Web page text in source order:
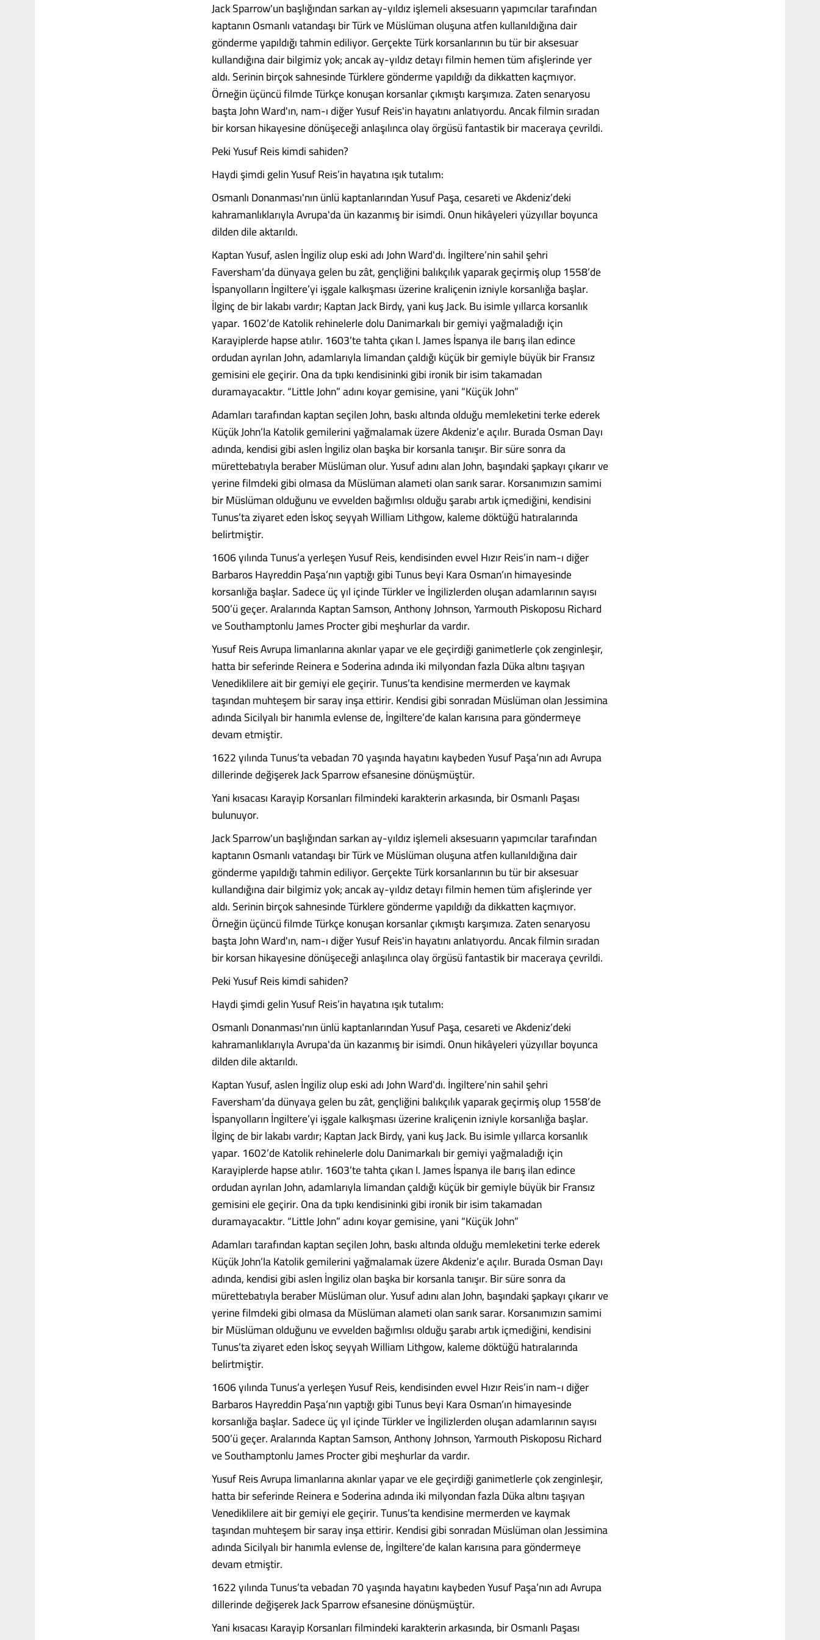
Jack Sparrow'un başlığından sarkan ay-yıldız işlemeli aksesuarın yapımcılar tarafından
kaptanın Osmanlı vatandaşı bir Türk ve Müslüman oluşuna atfen kullanıldığına dair
gönderme yapıldığı tahmin ediliyor. Gerçekte Türk korsanlarının bu tür bir aksesuar
kullandığına dair bilgimiz yok; ancak ay-yıldız detayı filmin hemen tüm afişlerinde yer
aldı. Serinin birçok sahnesinde Türklere gönderme yapıldığı da dikkatten kaçmıyor.
Örneğin üçüncü filmde Türkçe konuşan korsanlar çıkmıştı karşımıza. Zaten senaryosu
başta John Ward'ın, nam-ı diğer Yusuf Reis'in hayatını anlatıyordu. Ancak filmin sıradan
bir korsan hikayesine dönüşeceği anlaşılınca olay örgüsü fantastik bir maceraya çevrildi.
Peki Yusuf Reis kimdi sahiden?
Haydi şimdi gelin Yusuf Reis’in hayatına ışık tutalım:
Osmanlı Donanması'nın ünlü kaptanlarından Yusuf Paşa, cesareti ve Akdeniz’deki
kahramanlıklarıyla Avrupa'da ün kazanmış bir isimdi. Onun hikâyeleri yüzyıllar boyunca
dilden dile aktarıldı.
Kaptan Yusuf, aslen İngiliz olup eski adı John Ward'dı. İngiltere’nin sahil şehri
Faversham’da dünyaya gelen bu zât, gençliğini balıkçılık yaparak geçirmiş olup 1558’de
İspanyolların İngiltere’yi işgale kalkışması üzerine kraliçenin izniyle korsanlığa başlar.
İlginç de bir lakabı vardır; Kaptan Jack Birdy, yani kuş Jack. Bu isimle yıllarca korsanlık
yapar. 1602’de Katolik rehinelerle dolu Danimarkalı bir gemiyi yağmaladığı için
Karayiplerde hapse atılır. 1603’te tahta çıkan I. James İspanya ile barış ilan edince
ordudan ayrılan John, adamlarıyla limandan çaldığı küçük bir gemiyle büyük bir Fransız
gemisini ele geçirir. Ona da tıpkı kendisininki gibi ironik bir isim takamadan
duramayacaktır. “Little John” adını koyar gemisine, yani “Küçük John”
Adamları tarafından kaptan seçilen John, baskı altında olduğu memleketini terke ederek
Küçük John’la Katolik gemilerini yağmalamak üzere Akdeniz’e açılır. Burada Osman Dayı
adında, kendisi gibi aslen İngiliz olan başka bir korsanla tanışır. Bir süre sonra da
mürettebatıyla beraber Müslüman olur. Yusuf adını alan John, başındaki şapkayı çıkarır ve
yerine filmdeki gibi olmasa da Müslüman alameti olan sarık sarar. Korsanımızın samimi
bir Müslüman olduğunu ve evvelden bağımlısı olduğu şarabı artık içmediğini, kendisini
Tunus’ta ziyaret eden İskoç seyyah William Lithgow, kaleme döktüğü hatıralarında
belirtmiştir.
1606 yılında Tunus’a yerleşen Yusuf Reis, kendisinden evvel Hızır Reis’in nam-ı diğer
Barbaros Hayreddin Paşa’nın yaptığı gibi Tunus beyi Kara Osman’ın himayesinde
korsanlığa başlar. Sadece üç yıl içinde Türkler ve İngilizlerden oluşan adamlarının sayısı
500’ü geçer. Aralarında Kaptan Samson, Anthony Johnson, Yarmouth Piskoposu Richard
ve Southamptonlu James Procter gibi meşhurlar da vardır.
Yusuf Reis Avrupa limanlarına akınlar yapar ve ele geçirdiği ganimetlerle çok zenginleşir,
hatta bir seferinde Reinera e Soderina adında iki milyondan fazla Düka altını taşıyan
Venediklilere ait bir gemiyi ele geçirir. Tunus’ta kendisine mermerden ve kaymak
taşından muhteşem bir saray inşa ettirir. Kendisi gibi sonradan Müslüman olan Jessimina
adında Sicilyalı bir hanımla evlense de, İngiltere’de kalan karısına para göndermeye
devam etmiştir.
1622 yılında Tunus’ta vebadan 70 yaşında hayatını kaybeden Yusuf Paşa’nın adı Avrupa
dillerinde değişerek Jack Sparrow efsanesine dönüşmüştür.
Yani kısacası Karayip Korsanları filmindeki karakterin arkasında, bir Osmanlı Paşası
bulunuyor.
Jack Sparrow'un başlığından sarkan ay-yıldız işlemeli aksesuarın yapımcılar tarafından
kaptanın Osmanlı vatandaşı bir Türk ve Müslüman oluşuna atfen kullanıldığına dair
gönderme yapıldığı tahmin ediliyor. Gerçekte Türk korsanlarının bu tür bir aksesuar
kullandığına dair bilgimiz yok; ancak ay-yıldız detayı filmin hemen tüm afişlerinde yer
aldı. Serinin birçok sahnesinde Türklere gönderme yapıldığı da dikkatten kaçmıyor.
Örneğin üçüncü filmde Türkçe konuşan korsanlar çıkmıştı karşımıza. Zaten senaryosu
başta John Ward'ın, nam-ı diğer Yusuf Reis'in hayatını anlatıyordu. Ancak filmin sıradan
bir korsan hikayesine dönüşeceği anlaşılınca olay örgüsü fantastik bir maceraya çevrildi.
Peki Yusuf Reis kimdi sahiden?
Haydi şimdi gelin Yusuf Reis’in hayatına ışık tutalım:
Osmanlı Donanması'nın ünlü kaptanlarından Yusuf Paşa, cesareti ve Akdeniz’deki
kahramanlıklarıyla Avrupa'da ün kazanmış bir isimdi. Onun hikâyeleri yüzyıllar boyunca
dilden dile aktarıldı.
Kaptan Yusuf, aslen İngiliz olup eski adı John Ward'dı. İngiltere’nin sahil şehri
Faversham’da dünyaya gelen bu zât, gençliğini balıkçılık yaparak geçirmiş olup 1558’de
İspanyolların İngiltere’yi işgale kalkışması üzerine kraliçenin izniyle korsanlığa başlar.
İlginç de bir lakabı vardır; Kaptan Jack Birdy, yani kuş Jack. Bu isimle yıllarca korsanlık
yapar. 1602’de Katolik rehinelerle dolu Danimarkalı bir gemiyi yağmaladığı için
Karayiplerde hapse atılır. 1603’te tahta çıkan I. James İspanya ile barış ilan edince
ordudan ayrılan John, adamlarıyla limandan çaldığı küçük bir gemiyle büyük bir Fransız
gemisini ele geçirir. Ona da tıpkı kendisininki gibi ironik bir isim takamadan
duramayacaktır. “Little John” adını koyar gemisine, yani “Küçük John”
Adamları tarafından kaptan seçilen John, baskı altında olduğu memleketini terke ederek
Küçük John’la Katolik gemilerini yağmalamak üzere Akdeniz’e açılır. Burada Osman Dayı
adında, kendisi gibi aslen İngiliz olan başka bir korsanla tanışır. Bir süre sonra da
mürettebatıyla beraber Müslüman olur. Yusuf adını alan John, başındaki şapkayı çıkarır ve
yerine filmdeki gibi olmasa da Müslüman alameti olan sarık sarar. Korsanımızın samimi
bir Müslüman olduğunu ve evvelden bağımlısı olduğu şarabı artık içmediğini, kendisini
Tunus’ta ziyaret eden İskoç seyyah William Lithgow, kaleme döktüğü hatıralarında
belirtmiştir.
1606 yılında Tunus’a yerleşen Yusuf Reis, kendisinden evvel Hızır Reis’in nam-ı diğer
Barbaros Hayreddin Paşa’nın yaptığı gibi Tunus beyi Kara Osman’ın himayesinde
korsanlığa başlar. Sadece üç yıl içinde Türkler ve İngilizlerden oluşan adamlarının sayısı
500’ü geçer. Aralarında Kaptan Samson, Anthony Johnson, Yarmouth Piskoposu Richard
ve Southamptonlu James Procter gibi meşhurlar da vardır.
Yusuf Reis Avrupa limanlarına akınlar yapar ve ele geçirdiği ganimetlerle çok zenginleşir,
hatta bir seferinde Reinera e Soderina adında iki milyondan fazla Düka altını taşıyan
Venediklilere ait bir gemiyi ele geçirir. Tunus’ta kendisine mermerden ve kaymak
taşından muhteşem bir saray inşa ettirir. Kendisi gibi sonradan Müslüman olan Jessimina
adında Sicilyalı bir hanımla evlense de, İngiltere’de kalan karısına para göndermeye
devam etmiştir.
1622 yılında Tunus’ta vebadan 70 yaşında hayatını kaybeden Yusuf Paşa’nın adı Avrupa
dillerinde değişerek Jack Sparrow efsanesine dönüşmüştür.
Yani kısacası Karayip Korsanları filmindeki karakterin arkasında, bir Osmanlı Paşası